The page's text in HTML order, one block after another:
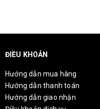
ĐIỀU KHOẢN
Hướng dẫn mua hàng
Hướng dẫn thanh toán
Hướng dẫn giao nhận